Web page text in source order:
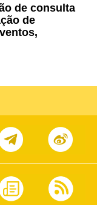
de consulta
de